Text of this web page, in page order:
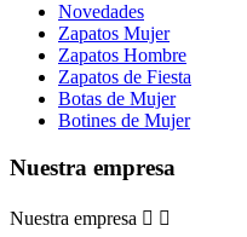
Novedades
Zapatos Mujer
Zapatos Hombre
Zapatos de Fiesta
Botas de Mujer
Botines de Mujer
Nuestra empresa
Nuestra empresa  